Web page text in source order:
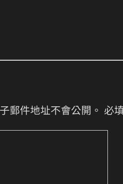
郵件地址不會公開。 必